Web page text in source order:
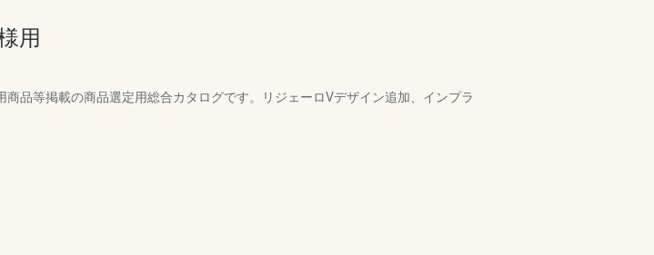
用
品等掲載の商品選定用総合カタログです。リジェーロVデザイン追加、インプラ